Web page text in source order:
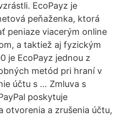
EcoPayz je
peňaženka, ktorá
peniaze viacerým online
a taktiež aj fyzickým
je EcoPayz jednou z
metód pri hraní v
účtu s … Zmluva s
poskytuje
otvorenia a zrušenia účtu,